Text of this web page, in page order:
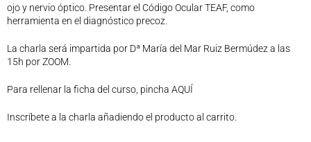
Legislación
Canal ético
Calendario
Formación
Archivo de formación
ojo y nervio óptico. Presentar el Código Ocular TEAF, como
herramienta en el diagnóstico precoz.
La charla será impartida por Dª María del Mar Ruiz Bermúdez a las
15h por ZOOM.
Para rellenar la ficha del curso, pincha AQUÍ
Inscríbete a la charla añadiendo el producto al carrito.